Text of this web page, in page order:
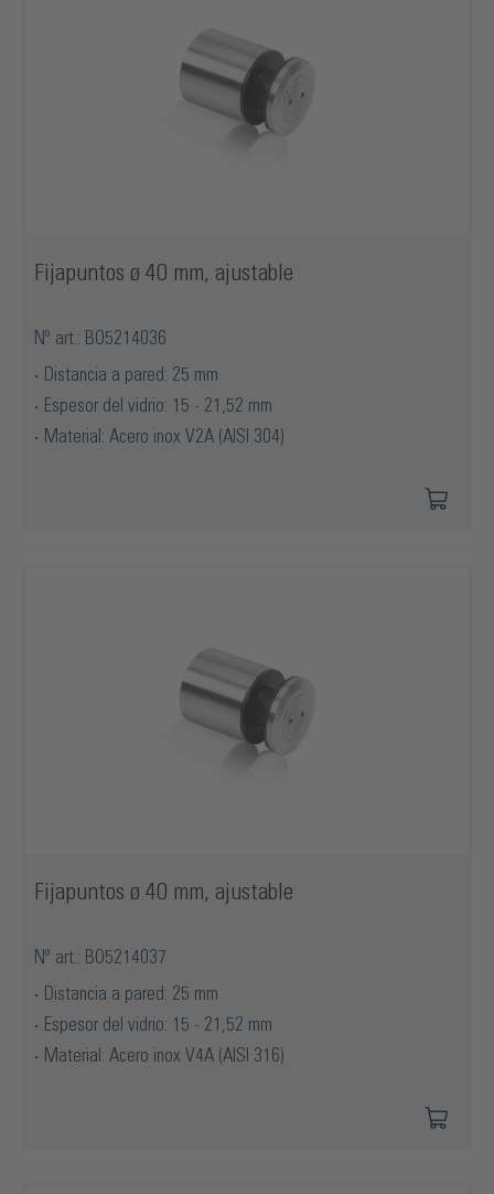
Fijapuntos ø 40 mm, ajustable
Nº art.: BO5214036
Distancia a pared: 25 mm
Espesor del vidrio: 15 - 21,52 mm
Material: Acero inox V2A (AISI 304)
Fijapuntos ø 40 mm, ajustable
Nº art.: BO5214037
Distancia a pared: 25 mm
Espesor del vidrio: 15 - 21,52 mm
Material: Acero inox V4A (AISI 316)